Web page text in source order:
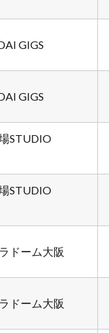
GIGS
GIGS
STUDIO
STUDIO
ドーム大阪
ドーム大阪